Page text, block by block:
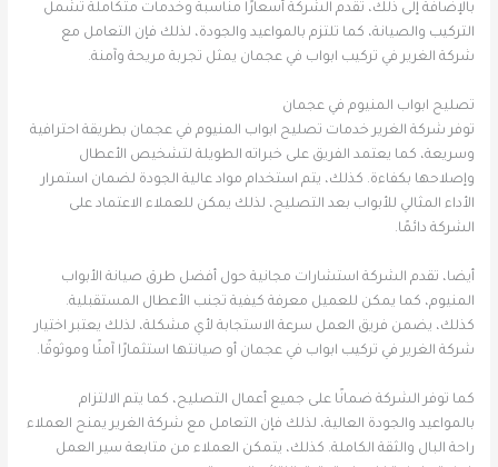
بالإضافة إلى ذلك، تقدم الشركة أسعارًا مناسبة وخدمات متكاملة تشمل
التركيب والصيانة، كما تلتزم بالمواعيد والجودة، لذلك فإن التعامل مع
شركة الغرير في تركيب ابواب في عجمان يمثل تجربة مريحة وآمنة.
تصليح ابواب المنيوم في عجمان
توفر شركة الغرير خدمات تصليح ابواب المنيوم في عجمان بطريقة احترافية
وسريعة، كما يعتمد الفريق على خبراته الطويلة لتشخيص الأعطال
وإصلاحها بكفاءة. كذلك، يتم استخدام مواد عالية الجودة لضمان استمرار
الأداء المثالي للأبواب بعد التصليح، لذلك يمكن للعملاء الاعتماد على
الشركة دائمًا.
أيضا، تقدم الشركة استشارات مجانية حول أفضل طرق صيانة الأبواب
المنيوم، كما يمكن للعميل معرفة كيفية تجنب الأعطال المستقبلية.
كذلك، يضمن فريق العمل سرعة الاستجابة لأي مشكلة، لذلك يعتبر اختيار
شركة الغرير في تركيب ابواب في عجمان أو صيانتها استثمارًا آمنًا وموثوقًا.
كما توفر الشركة ضمانًا على جميع أعمال التصليح، كما يتم الالتزام
بالمواعيد والجودة العالية، لذلك فإن التعامل مع شركة الغرير يمنح العملاء
راحة البال والثقة الكاملة. كذلك، يتمكن العملاء من متابعة سير العمل